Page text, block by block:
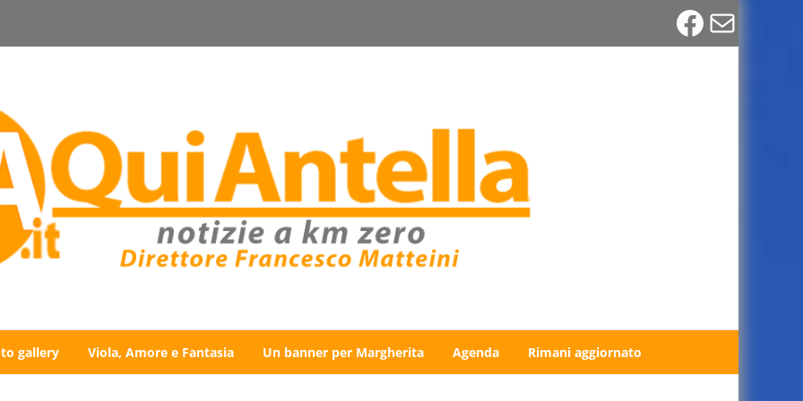
Email
gallery Viola, Amore e Fantasia Un banner per Margherita Agenda Rimani aggiornato